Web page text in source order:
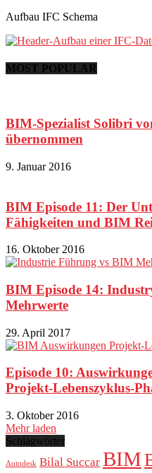
Aufbau IFC Schema
MOST POPULAR
BIM-Spezialist Solibri
übernommen
9. Januar 2016
BIM Episode 11: Der
Fähigkeiten und BIM
16. Oktober 2016
BIM Episode 14:
Mehrwerte
29. April 2017
Episode 10:
Projekt-Lebenszyklus-
3. Oktober 2016
Mehr laden
Schlagwörter
Autodesk Bilal Succar BIM